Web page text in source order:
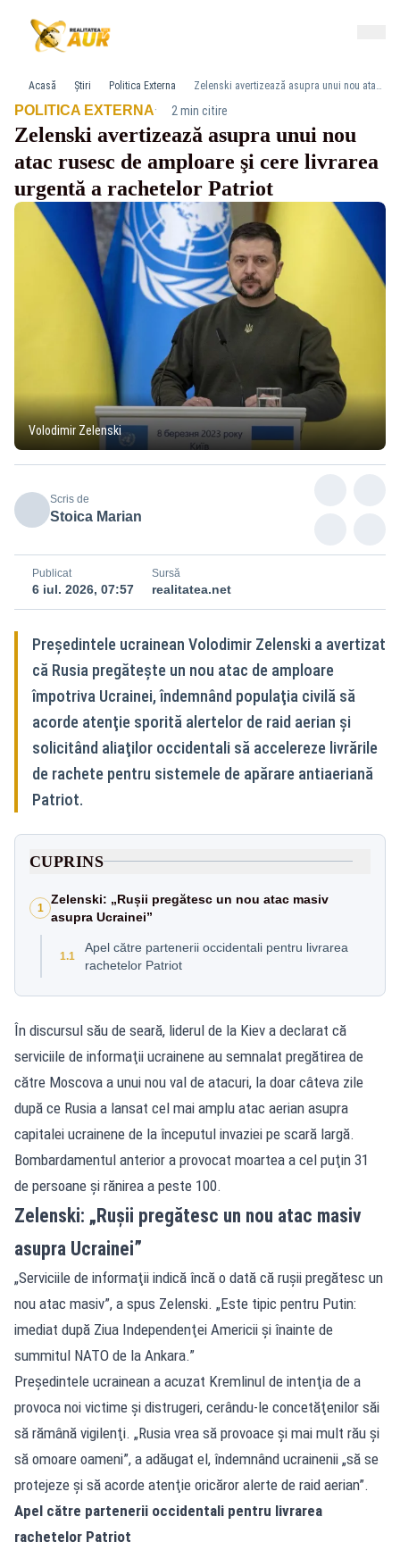
Acasă Știri Politica Externa Zelenski avertizează asupra unui nou atac rusesc de amploare şi cere livrarea urgentă a rachetelor Patriot
POLITICA EXTERNA· 2 min citire
Zelenski avertizează asupra unui nou
atac rusesc de amploare şi cere livrarea
urgentă a rachetelor Patriot
Volodimir Zelenski
Scris de
Stoica Marian
Publicat
6 iul. 2026, 07:57
Sursă
realitatea.net
Preşedintele ucrainean Volodimir Zelenski a avertizat
că Rusia pregăteşte un nou atac de amploare
împotriva Ucrainei, îndemnând populaţia civilă să
acorde atenţie sporită alertelor de raid aerian şi
solicitând aliaţilor occidentali să accelereze livrările
de rachete pentru sistemele de apărare antiaeriană
Patriot.
CUPRINS
1
Zelenski: „Rușii pregătesc un nou atac masiv
asupra Ucrainei”
1.1
Apel către partenerii occidentali pentru livrarea
rachetelor Patriot
În discursul său de seară, liderul de la Kiev a declarat că
serviciile de informaţii ucrainene au semnalat pregătirea de
către Moscova a unui nou val de atacuri, la doar câteva zile
după ce Rusia a lansat cel mai amplu atac aerian asupra
capitalei ucrainene de la începutul invaziei pe scară largă.
Bombardamentul anterior a provocat moartea a cel puţin 31
de persoane şi rănirea a peste 100.
Zelenski: „Rușii pregătesc un nou atac masiv
asupra Ucrainei”
„Serviciile de informaţii indică încă o dată că ruşii pregătesc un
nou atac masiv”, a spus Zelenski. „Este tipic pentru Putin:
imediat după Ziua Independenţei Americii şi înainte de
summitul NATO de la Ankara.”
Preşedintele ucrainean a acuzat Kremlinul de intenţia de a
provoca noi victime şi distrugeri, cerându-le concetăţenilor săi
să rămână vigilenţi. „Rusia vrea să provoace şi mai mult rău şi
să omoare oameni”, a adăugat el, îndemnând ucrainenii „să se
protejeze şi să acorde atenţie oricăror alerte de raid aerian”.
Apel către partenerii occidentali pentru livrarea
rachetelor Patriot